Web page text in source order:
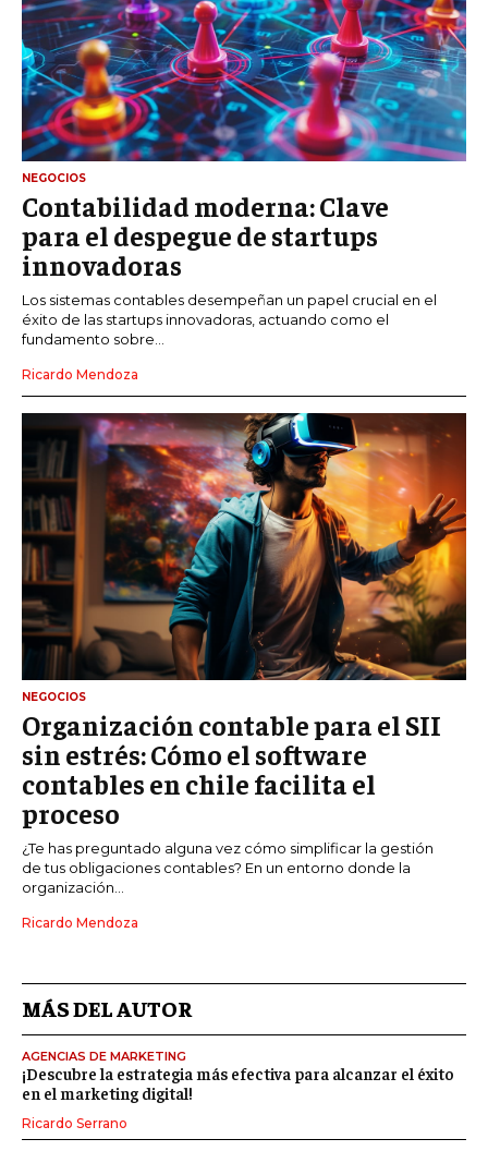
NEGOCIOS
Contabilidad moderna: Clave
para el despegue de startups
innovadoras
Los sistemas contables desempeñan un papel crucial en el
éxito de las startups innovadoras, actuando como el
fundamento sobre...
Ricardo Mendoza
NEGOCIOS
Organización contable para el SII
sin estrés: Cómo el software
contables en chile facilita el
proceso
¿Te has preguntado alguna vez cómo simplificar la gestión
de tus obligaciones contables? En un entorno donde la
organización...
Ricardo Mendoza
MÁS DEL AUTOR
AGENCIAS DE MARKETING
¡Descubre la estrategia más efectiva para alcanzar el éxito
en el marketing digital!
Ricardo Serrano